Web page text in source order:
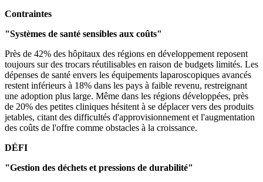
Contraintes
"Systèmes de santé sensibles aux coûts"
Près de 42% des hôpitaux des régions en développement reposent
toujours sur des trocars réutilisables en raison de budgets limités. Les
dépenses de santé envers les équipements laparoscopiques avancés
restent inférieurs à 18% dans les pays à faible revenu, restreignant
une adoption plus large. Même dans les régions développées, près
de 20% des petites cliniques hésitent à se déplacer vers des produits
jetables, citant des difficultés d'approvisionnement et l'augmentation
des coûts de l'offre comme obstacles à la croissance.
DÉFI
"Gestion des déchets et pressions de durabilité"